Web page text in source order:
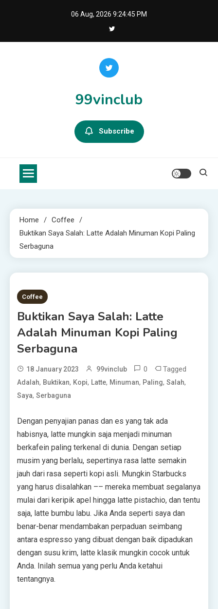
06 Aug, 2026 9:24:46 PM
99vinclub
Subscribe
Home
Coffee
Buktikan Saya Salah: Latte Adalah Minuman Kopi Paling
Serbaguna
5 MINS READ
Coffee
Buktikan Saya Salah: Latte
Adalah Minuman Kopi Paling
Serbaguna
18 January 2023 99vinclub 0 Tagged
Adalah, Buktikan, Kopi, Latte, Minuman, Paling, Salah,
Saya, Serbaguna
Dengan penyajian panas dan es yang tak ada
habisnya, latte mungkin saja menjadi minuman
berkafein paling terkenal di dunia. Dengan setiap
musim yang berlalu, sepertinya rasa latte semakin
jauh dari rasa seperti kopi asli. Mungkin Starbucks
yang harus disalahkan –– mereka membuat segalanya
mulai dari keripik apel hingga latte pistachio, dan tentu
saja, latte bumbu labu. Jika Anda seperti saya dan
benar-benar mendambakan perpaduan seimbang
antara espresso yang dibuat dengan baik dipadukan
dengan susu krim, latte klasik mungkin cocok untuk
Anda. Inilah semua yang perlu Anda ketahui
tentangnya.